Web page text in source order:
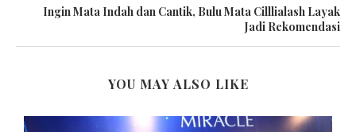
Ingin Mata Indah dan Cantik, Bulu Mata Cilllialash Layak
Jadi Rekomendasi
YOU MAY ALSO LIKE